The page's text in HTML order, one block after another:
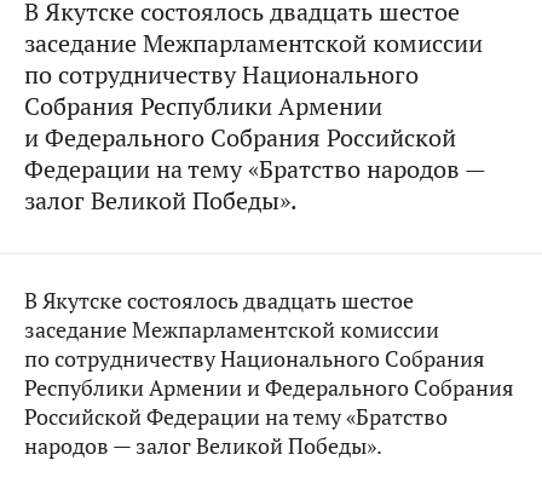
В Якутске состоялось двадцать шестое
заседание Межпарламентской комиссии
по сотрудничеству Национального
Собрания Республики Армении
и Федерального Собрания Российской
Федерации на тему «Братство народов —
залог Великой Победы».
В Якутске состоялось двадцать шестое
заседание Межпарламентской комиссии
по сотрудничеству Национального Собрания
Республики Армении и Федерального Собрания
Российской Федерации на тему«Братство
народов — залог Великой Победы».